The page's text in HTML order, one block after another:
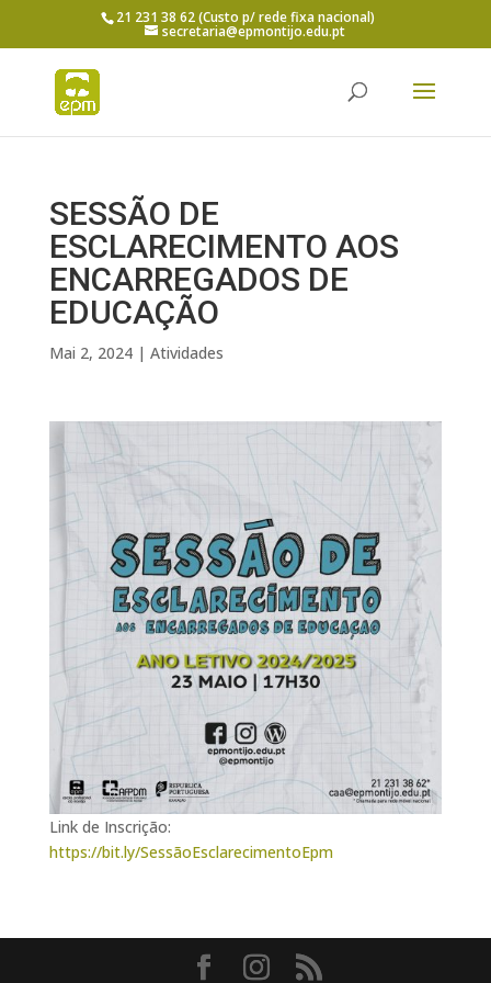
21 231 38 62 (Custo p/ rede fixa nacional)
secretaria@epmontijo.edu.pt
SESSÃO DE
ESCLARECIMENTO AOS
ENCARREGADOS DE
EDUCAÇÃO
Mai 2, 2024| Atividades
Link de Inscrição:
https://bit.ly/SessãoEsclarecimentoEpm